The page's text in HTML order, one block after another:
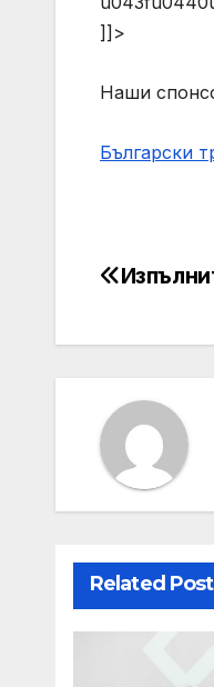
]]>
Наши
Български
Post
Related Post